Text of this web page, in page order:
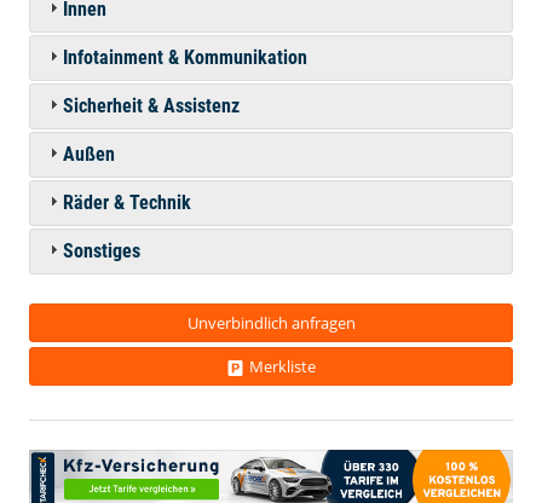
Innen
Infotainment & Kommunikation
Sicherheit & Assistenz
Außen
Räder & Technik
Sonstiges
Unverbindlich anfragen
Merkliste